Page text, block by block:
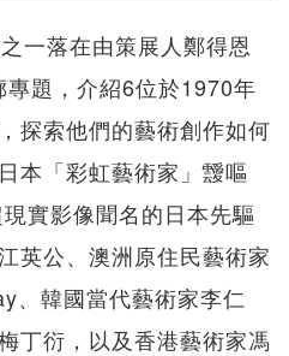
一落在由策展人鄭得恩
題，介紹6位於1970年
探索他們的藝術創作如何
本「彩虹藝術家」靉嘔
現實影像聞名的日本先驅
英公、澳洲原住民藝術家
、韓國當代藝術家李仁
丁衍，以及香港藝術家馮